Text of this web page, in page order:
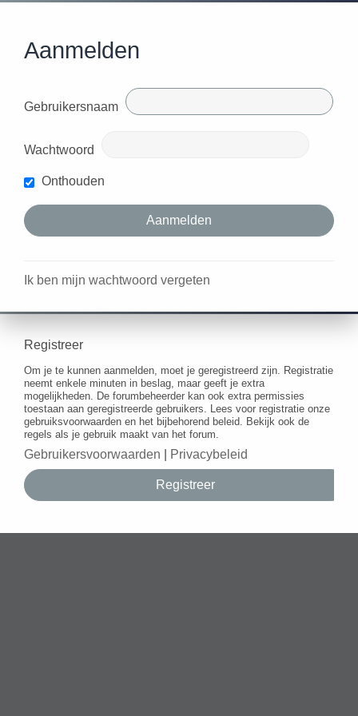
Aanmelden
Gebruikersnaam
Wachtwoord
Onthouden
Ik ben mijn wachtwoord vergeten
Registreer
Om je te kunnen aanmelden, moet je geregistreerd zijn. Registratie
neemt enkele minuten in beslag, maar geeft je extra
mogelijkheden. De forumbeheerder kan ook extra permissies
toestaan aan geregistreerde gebruikers. Lees voor registratie onze
gebruiksvoorwaarden en het bijbehorend beleid. Bekijk ook de
regels als je gebruik maakt van het forum.
Gebruikersvoorwaarden Privacybeleid
Registreer